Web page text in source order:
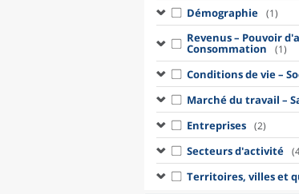
Démographie (1)
Revenus – Pouvoir
Consommation (1)
Conditions de vie –
Marché du travail –
Entreprises (2)
Secteurs d'activité
Territoires, villes et